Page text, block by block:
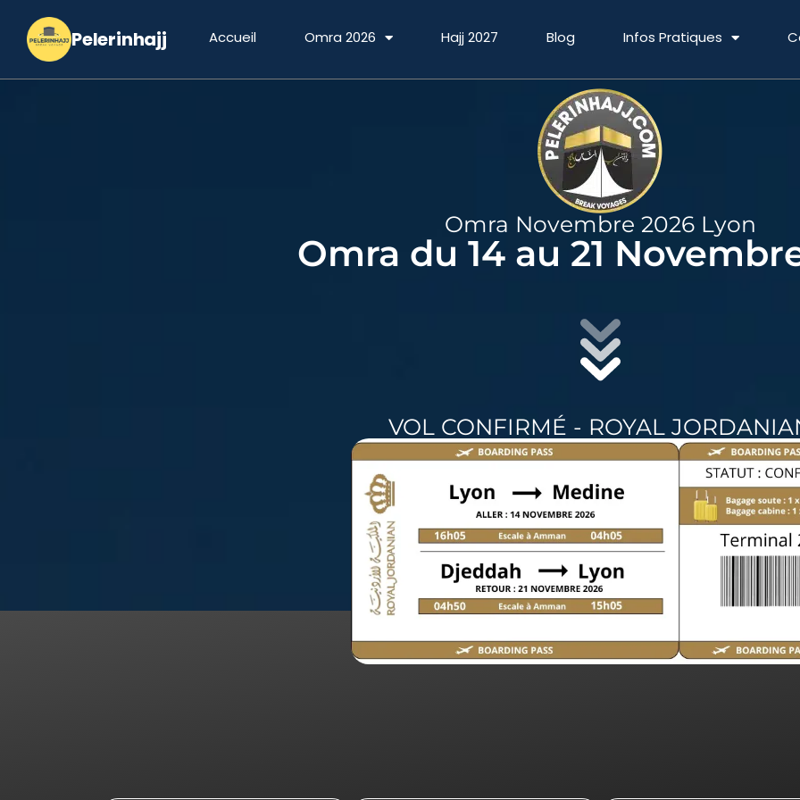
contenu
Accueil Omra 2026 Hajj 2027 Blog Infos Pratiques
Omra Novembre 2026 Lyon
Omra du 14 au 21
VOL CONFIRMÉ - ROYAL